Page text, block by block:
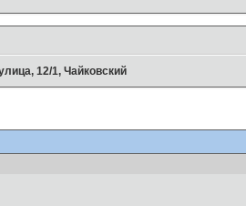
12/1, Чайковский